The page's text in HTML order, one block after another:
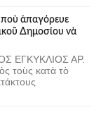
ποὺ ἀπαγόρευε
Δημοσίου νὰ
ΕΓΚΥΚΛΙΟΣ ΑΡ.
τοὺς κατὰ τὸ